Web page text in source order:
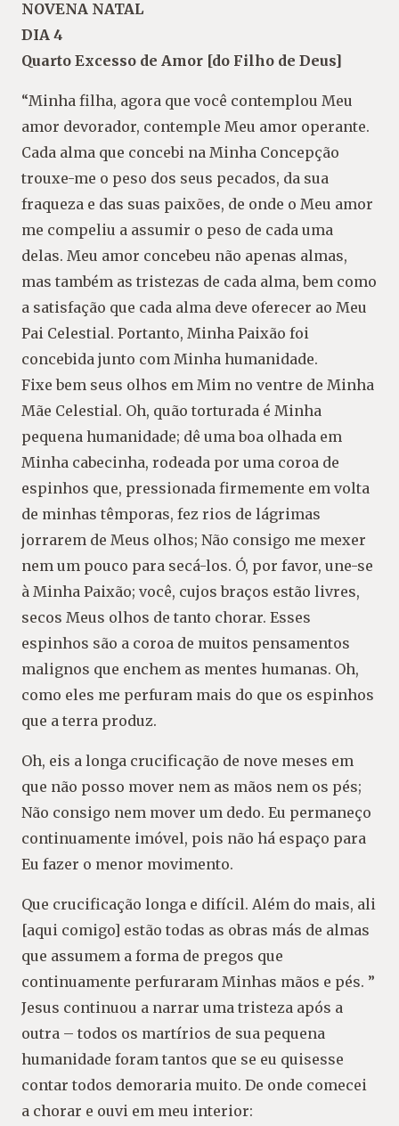
NOVENA NATAL
DIA 4
Quarto Excesso de Amor [do Filho de Deus]
“Minha filha, agora que você contemplou Meu
amor devorador, contemple Meu amor operante.
Cada alma que concebi na Minha Concepção
trouxe-me o peso dos seus pecados, da sua
fraqueza e das suas paixões, de onde o Meu amor
me compeliu a assumir o peso de cada uma
delas. Meu amor concebeu não apenas almas,
mas também as tristezas de cada alma, bem como
a satisfação que cada alma deve oferecer ao Meu
Pai Celestial. Portanto, Minha Paixão foi
concebida junto com Minha humanidade.
Fixe bem seus olhos em Mim no ventre de Minha
Mãe Celestial. Oh, quão torturada é Minha
pequena humanidade; dê uma boa olhada em
Minha cabecinha, rodeada por uma coroa de
espinhos que, pressionada firmemente em volta
de minhas têmporas, fez rios de lágrimas
jorrarem de Meus olhos; Não consigo me mexer
nem um pouco para secá-los. Ó, por favor, une-se
à Minha Paixão; você, cujos braços estão livres,
secos Meus olhos de tanto chorar. Esses
espinhos são a coroa de muitos pensamentos
malignos que enchem as mentes humanas. Oh,
como eles me perfuram mais do que os espinhos
que a terra produz.
Oh, eis a longa crucificação de nove meses em
que não posso mover nem as mãos nem os pés;
Não consigo nem mover um dedo. Eu permaneço
continuamente imóvel, pois não há espaço para
Eu fazer o menor movimento.
Que crucificação longa e difícil. Além do mais, ali
[aqui comigo] estão todas as obras más de almas
que assumem a forma de pregos que
continuamente perfuraram Minhas mãos e pés. ”
Jesus continuou a narrar uma tristeza após a
outra – todos os martírios de sua pequena
humanidade foram tantos que se eu quisesse
contar todos demoraria muito. De onde comecei
a chorar e ouvi em meu interior: